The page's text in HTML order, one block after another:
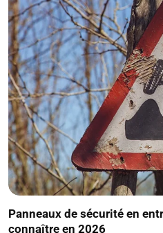
Panneaux de sécurité en
connaître en 2026